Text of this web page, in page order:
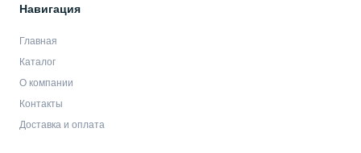
Навигация
Главная
Каталог
О компании
Контакты
Доставка и оплата